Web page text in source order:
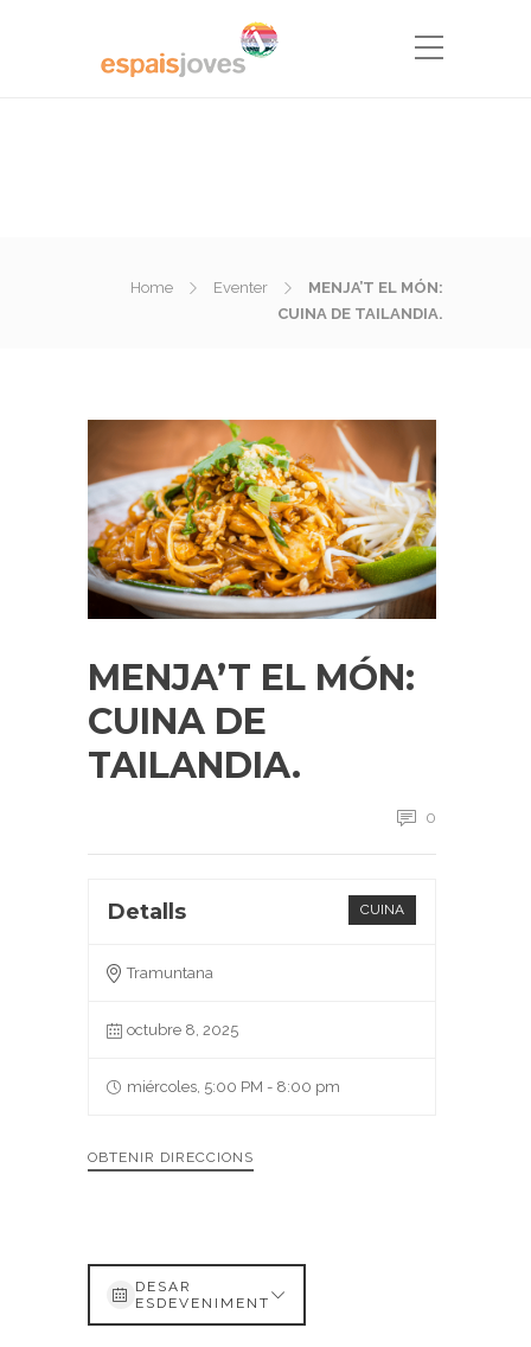
Home Eventer
MENJA’T EL MÓN:
CUINA DE TAILANDIA.
MENJA’T EL MÓN:
CUINA DE
TAILANDIA.
0
CUINA
Detalls
Tramuntana
octubre 8, 2025
miércoles, 5:00 PM - 8:00 pm
OBTENIR DIRECCIONS
DESAR
ESDEVENIMENT